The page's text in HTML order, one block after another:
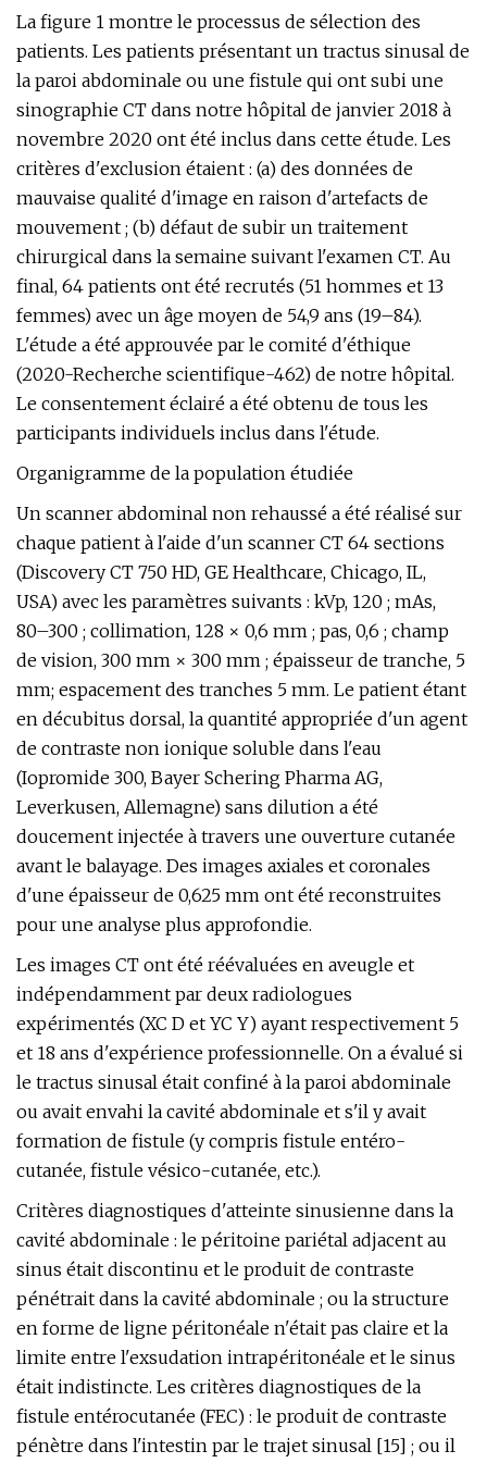
La figure 1 montre le processus de sélection des
patients. Les patients présentant un tractus sinusal de
la paroi abdominale ou une fistule qui ont subi une
sinographie CT dans notre hôpital de janvier 2018 à
novembre 2020 ont été inclus dans cette étude. Les
critères d'exclusion étaient : (a) des données de
mauvaise qualité d'image en raison d'artefacts de
mouvement ; (b) défaut de subir un traitement
chirurgical dans la semaine suivant l'examen CT. Au
final, 64 patients ont été recrutés (51 hommes et 13
femmes) avec un âge moyen de 54,9 ans (19–84).
L'étude a été approuvée par le comité d'éthique
(2020-Recherche scientifique-462) de notre hôpital.
Le consentement éclairé a été obtenu de tous les
participants individuels inclus dans l'étude.
Organigramme de la population étudiée
Un scanner abdominal non rehaussé a été réalisé sur
chaque patient à l'aide d'un scanner CT 64 sections
(Discovery CT 750 HD, GE Healthcare, Chicago, IL,
USA) avec les paramètres suivants : kVp, 120 ; mAs,
80–300 ; collimation, 128 × 0,6 mm ; pas, 0,6 ; champ
de vision, 300 mm × 300 mm ; épaisseur de tranche, 5
mm; espacement des tranches 5 mm. Le patient étant
en décubitus dorsal, la quantité appropriée d'un agent
de contraste non ionique soluble dans l'eau
(Iopromide 300, Bayer Schering Pharma AG,
Leverkusen, Allemagne) sans dilution a été
doucement injectée à travers une ouverture cutanée
avant le balayage. Des images axiales et coronales
d'une épaisseur de 0,625 mm ont été reconstruites
pour une analyse plus approfondie.
Les images CT ont été réévaluées en aveugle et
indépendamment par deux radiologues
expérimentés (XC D et YC Y) ayant respectivement 5
et 18 ans d'expérience professionnelle. On a évalué si
le tractus sinusal était confiné à la paroi abdominale
ou avait envahi la cavité abdominale et s'il y avait
formation de fistule (y compris fistule entéro-
cutanée, fistule vésico-cutanée, etc.).
Critères diagnostiques d'atteinte sinusienne dans la
cavité abdominale : le péritoine pariétal adjacent au
sinus était discontinu et le produit de contraste
pénétrait dans la cavité abdominale ; ou la structure
en forme de ligne péritonéale n'était pas claire et la
limite entre l'exsudation intrapéritonéale et le sinus
était indistincte. Les critères diagnostiques de la
fistule entérocutanée (FEC) : le produit de contraste
pénètre dans l'intestin par le trajet sinusal [15] ; ou il